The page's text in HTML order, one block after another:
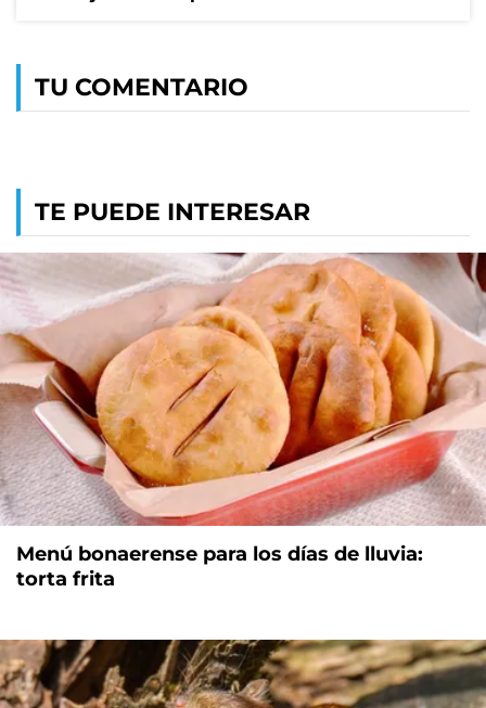
TU COMENTARIO
TE PUEDE INTERESAR
Menú bonaerense para los días de lluvia:
torta frita